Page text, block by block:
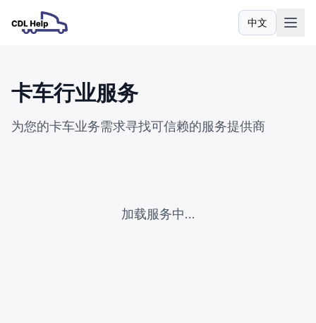
中文语言
卡车行业服务
为您的卡车业务需求寻找可信赖的服务提供商
加载服务中...